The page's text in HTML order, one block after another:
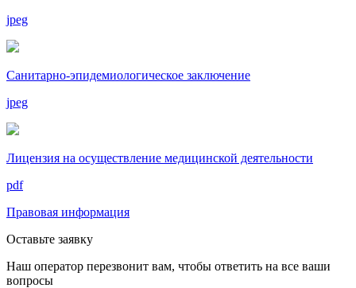
jpeg
Санитарно-эпидемиологическое заключение
jpeg
Лицензия на осуществление медицинской деятельности
pdf
Правовая информация
Оставьте заявку
Наш оператор перезвонит вам, чтобы ответить на все ваши
вопросы